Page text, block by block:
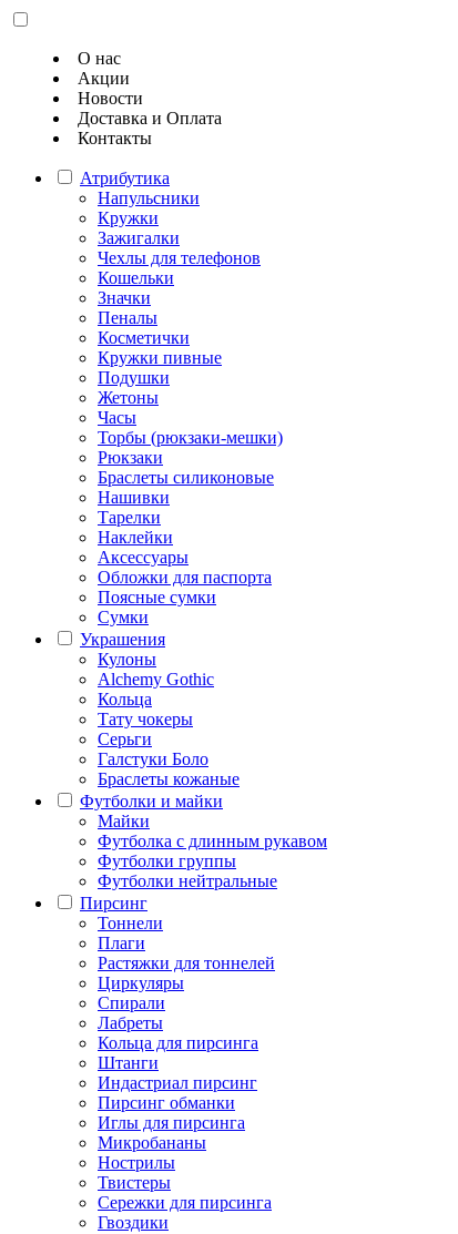
О нас
Акции
Новости
Доставка и Оплата
Контакты
Атрибутика
Напульсники
Кружки
Зажигалки
Чехлы для телефонов
Кошельки
Значки
Пеналы
Косметички
Кружки пивные
Подушки
Жетоны
Часы
Торбы (рюкзаки-мешки)
Рюкзаки
Браслеты силиконовые
Нашивки
Тарелки
Наклейки
Аксессуары
Обложки для паспорта
Поясные сумки
Сумки
Украшения
Кулоны
Alchemy Gothic
Кольца
Тату чокеры
Серьги
Галстуки Боло
Браслеты кожаные
Футболки и майки
Майки
Футболка с длинным рукавом
Футболки группы
Футболки нейтральные
Пирсинг
Тоннели
Плаги
Растяжки для тоннелей
Циркуляры
Спирали
Лабреты
Кольца для пирсинга
Штанги
Индастриал пирсинг
Пирсинг обманки
Иглы для пирсинга
Микробананы
Нострилы
Твистеры
Сережки для пирсинга
Гвоздики